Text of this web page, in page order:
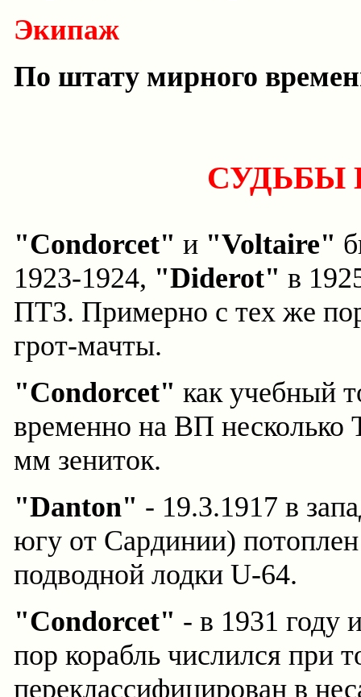
Экипаж
По штату мирного
СУДЬБЫ
"Condorcet" и "Voltaire"
1923-1924, "Diderot" в
ПТЗ. Примерно с тех же
грот-мачты.
"Condorcet" как учебный
временно на ВП несколько
мм зениток.
"Danton" - 19.3.1917 в
югу от Сардинии)
подводной лодки U-64.
"Condorcet" - в 1931 году
пор корабль числился при
переклассифицирован в